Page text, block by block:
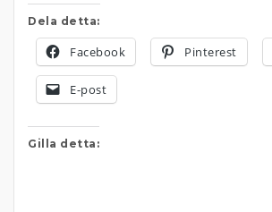
Dela detta:
Facebook Pinterest
E-post
Gilla detta: